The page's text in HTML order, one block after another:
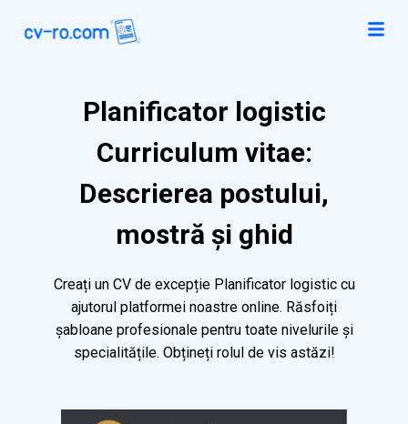
Planificator logistic
Curriculum vitae:
Descrierea postului,
mostră și ghid
Creați un CV de excepție Planificator logistic cu
ajutorul platformei noastre online. Răsfoiți
șabloane profesionale pentru toate nivelurile și
specialitățile. Obțineți rolul de vis astăzi!